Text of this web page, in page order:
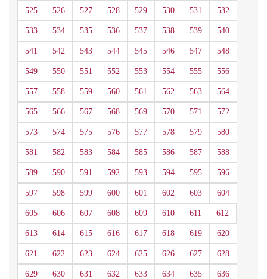
525 526 527 528 529 530 531 532
533 534 535 536 537 538 539 540
541 542 543 544 545 546 547 548
549 550 551 552 553 554 555 556
557 558 559 560 561 562 563 564
565 566 567 568 569 570 571 572
573 574 575 576 577 578 579 580
581 582 583 584 585 586 587 588
589 590 591 592 593 594 595 596
597 598 599 600 601 602 603 604
605 606 607 608 609 610 611 612
613 614 615 616 617 618 619 620
621 622 623 624 625 626 627 628
629 630 631 632 633 634 635 636